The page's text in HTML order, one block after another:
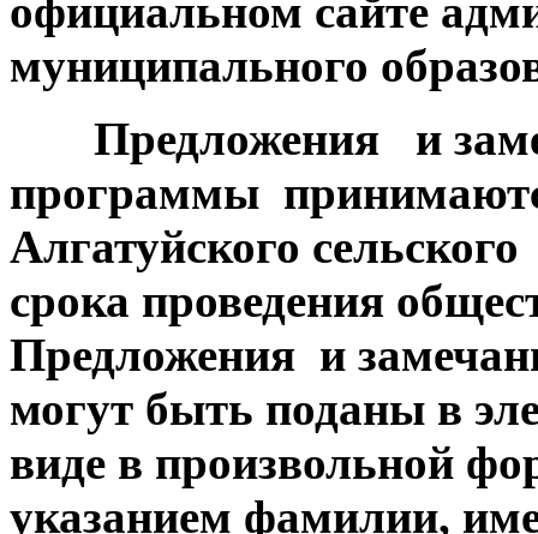
официальном сайте
муниципального
Предложения и
программы
Алгатуйского
срока проведения
Предложения и
могут быть поданы в
виде в произвольной
указанием фамилии,